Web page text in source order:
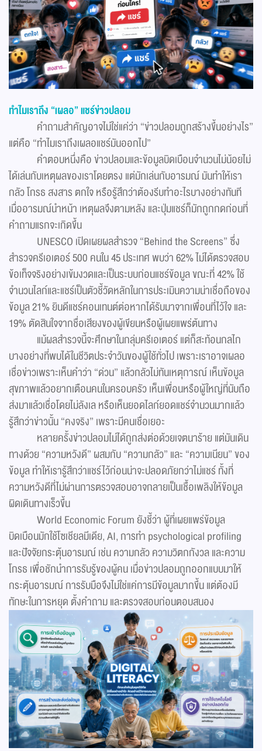
ทำไมเราถึง “เผลอ” แชร์ข่าวปลอม
คำถามสำคัญอาจไม่ใช่แค่ว่า “ข่าวปลอมถูกสร้างขึ้นอย่างไร”
แต่คือ “ทำไมเราถึงเผลอแชร์มันออกไป”
คำตอบหนึ่งคือ ข่าวปลอมและข้อมูลบิดเบือนจำนวนไม่น้อยไม่
ได้เล่นกับเหตุผลของเราโดยตรง แต่มักเล่นกับอารมณ์ มันทำให้เรา
กลัว โกรธ สงสาร ตกใจ หรือรู้สึกว่าต้องรีบทำอะไรบางอย่างทันที
เมื่ออารมณ์นำหน้า เหตุผลจึงตามหลัง และปุ่มแชร์ก็มักถูกกดก่อนที่
คำถามแรกจะเกิดขึ้น
UNESCO เปิดเผยผลสำรวจ “Behind the Screens” ซึ่ง
สำรวจครีเอเตอร์ 500 คนใน 45 ประเทศ พบว่า 62% ไม่ได้ตรวจสอบ
ข้อเท็จจริงอย่างเข้มงวดและเป็นระบบก่อนแชร์ข้อมูล ขณะที่ 42% ใช้
จำนวนไลก์และแชร์เป็นตัวชี้วัดหลักในการประเมินความน่าเชื่อถือของ
ข้อมูล 21% ยินดีแชร์คอนเทนต์ต่อหากได้รับมาจากเพื่อนที่ไว้ใจ และ
19% ตัดสินใจจากชื่อเสียงของผู้เขียนหรือผู้เผยแพร่ต้นทาง
แม้ผลสำรวจนี้จะศึกษาในกลุ่มครีเอเตอร์ แต่ก็สะท้อนกลไก
บางอย่างที่พบได้ในชีวิตประจำวันของผู้ใช้ทั่วไป เพราะเราอาจเผลอ
เชื่อข่าวเพราะเห็นคำว่า “ด่วน” แล้วกลัวไม่ทันเหตุการณ์ เห็นข้อมูล
สุขภาพแล้วอยากเตือนคนในครอบครัว เห็นเพื่อนหรือผู้ใหญ่ที่นับถือ
ส่งมาแล้วเชื่อโดยไม่ลังเล หรือเห็นยอดไลก์ยอดแชร์จำนวนมากแล้ว
รู้สึกว่าข่าวนั้น “คงจริง” เพราะมีคนเชื่อเยอะ
หลายครั้งข่าวปลอมไม่ได้ถูกส่งต่อด้วยเจตนาร้าย แต่มันเดิน
ทางด้วย “ความหวังดี” ผสมกับ “ความกลัว” และ “ความเนียน” ของ
ข้อมูล ทำให้เรารู้สึกว่าแชร์ไว้ก่อนน่าจะปลอดภัยกว่าไม่แชร์ ทั้งที่
ความหวังดีที่ไม่ผ่านการตรวจสอบอาจกลายเป็นเชื้อเพลิงให้ข้อมูล
ผิดเดินทางเร็วขึ้น
World Economic Forum ยังชี้ว่า ผู้ที่เผยแพร่ข้อมูล
บิดเบือนมักใช้โซเชียลมีเดีย, AI, การทำ psychological profiling
และปัจจัยกระตุ้นอารมณ์ เช่น ความกลัว ความวิตกกังวล และความ
โกรธ เพื่อชักนำการรับรู้ของผู้คน เมื่อข่าวปลอมถูกออกแบบมาให้
กระตุ้นอารมณ์ การรับมือจึงไม่ใช่แค่การมีข้อมูลมากขึ้น แต่ต้องมี
ทักษะในการหยุด ตั้งคำถาม และตรวจสอบก่อนตอบสนอง